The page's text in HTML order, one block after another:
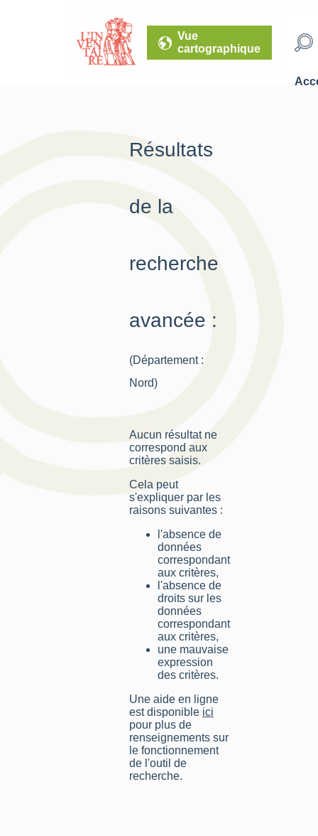
Vue
cartographique
Résultats
de la
recherche
avancée :
(Département :
Nord)
Aucun résultat ne
correspond aux
critères saisis.
Cela peut
s'expliquer par les
raisons suivantes :
l'absence de
données
correspondant
aux critères,
l'absence de
droits sur les
données
correspondant
aux critères,
une mauvaise
expression
des critères.
Une aide en ligne
est disponible ici
pour plus de
renseignements sur
le fonctionnement
de l'outil de
recherche.